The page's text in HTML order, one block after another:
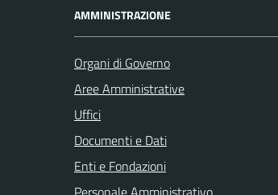
AMMINISTRAZIONE
Organi di Governo
Aree Amministrative
Uffici
Documenti e Dati
Enti e Fondazioni